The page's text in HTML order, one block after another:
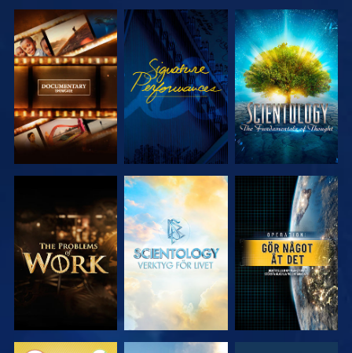
UTFORSKA
SERIEN
TITTA
UTFORSKA
SERIEN
UTFORSKA
SERIEN
UTFORSKA
SERIEN
TITTA